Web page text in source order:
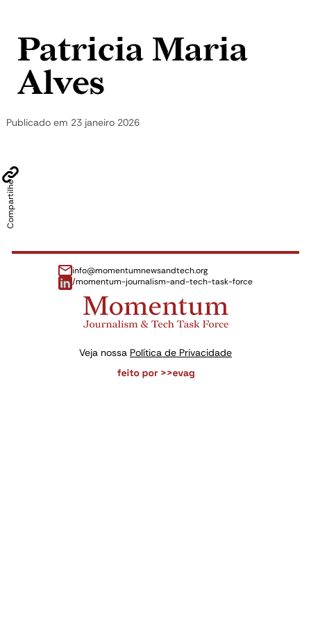
Patricia Maria
Alves
Publicado em 23 janeiro 2026
Compartilhe
info@momentumnewsandtech.org
/momentum-journalism-and-tech-task-force
Veja nossa Política de Privacidade